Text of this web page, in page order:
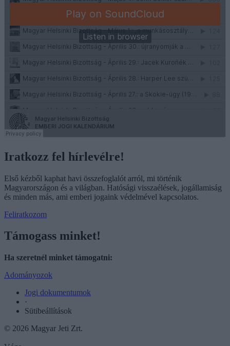
Iratkozz fel hírlevélre!
Első kézből kaphat havi összefoglalót arról, mi történik
Magyarországon és a világban. Hatósági visszaélések, jogállamiság
és minden más, ami emberi jogaink védelmével kapcsolatos.
Feliratkozom
Támogass minket!
Ha szeretnél minket támogatni:
Adományozok
Jogi dokumentumok
·
Sütibeállítások
© 2026 Magyar Jeti Zrt.